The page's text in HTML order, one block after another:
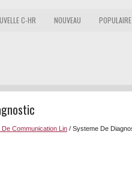
C-HR NOUVEAU POPULAIRE
Communication Lin / Systeme De